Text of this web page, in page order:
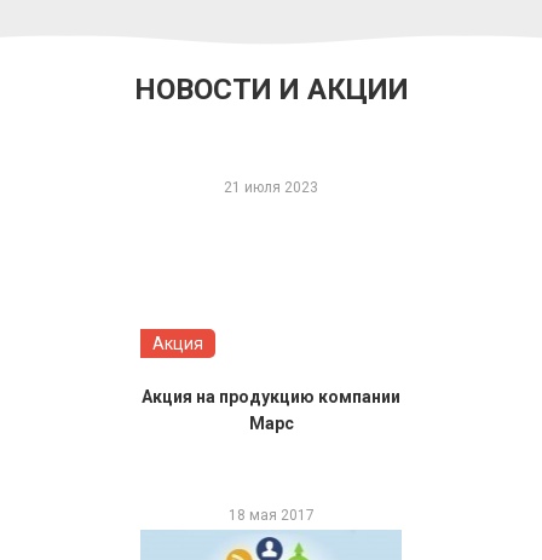
НОВОСТИ И АКЦИИ
21 июля 2023
Акция
Акция на продукцию компании
Марс
18 мая 2017